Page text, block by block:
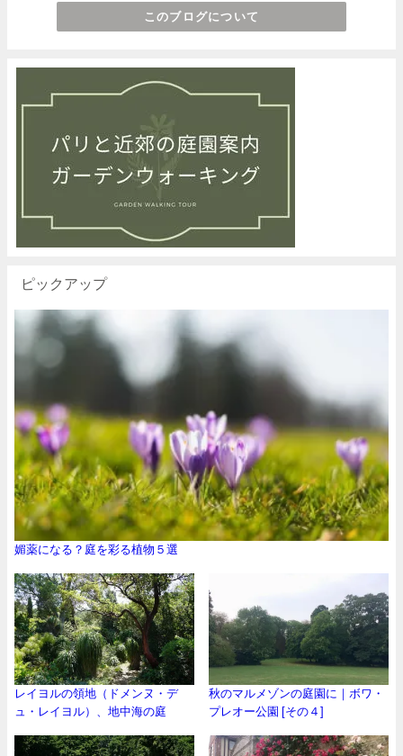
このブログについて
ピックアップ
媚薬になる？庭を彩る植物５選
レイヨルの領地（ドメンヌ・デ
ュ・レイヨル）、地中海の庭
秋のマルメゾンの庭園に｜ボワ・
プレオー公園 [その４]